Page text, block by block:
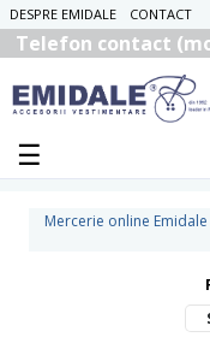
DESPRE EMIDALE CONTACT
Telefon contact
Mercerie online Emidale